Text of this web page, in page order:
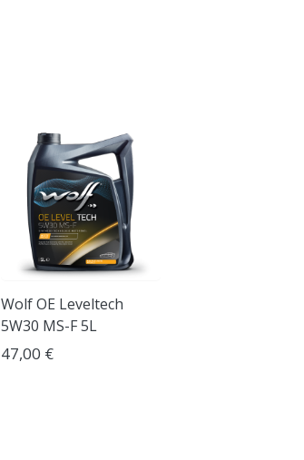
Wolf OE Leveltech
5W30 MS-F 5L
47,00 €